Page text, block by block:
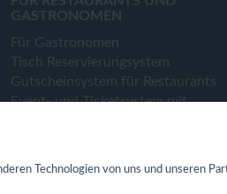
GASTRONOMEN
Für Gastronomen
Tisch Reservierungsystem
Gutscheinsystem für Restaurants
Event- und Ticketsystem mit
Webseiten für Restaurant
Technologien von uns und unseren